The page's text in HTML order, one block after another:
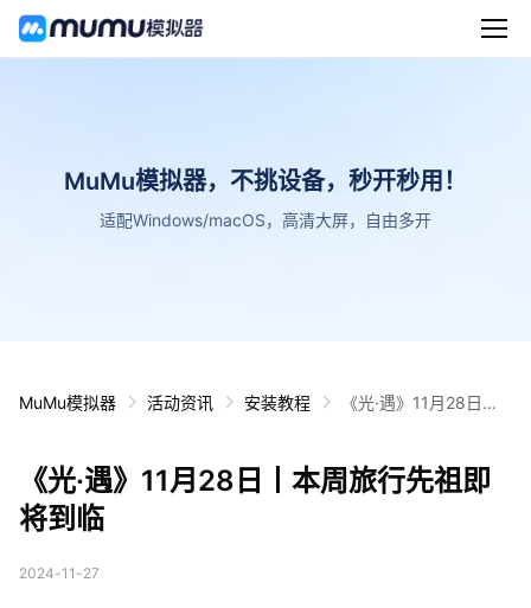
MuMu模拟器，不挑设备，秒开秒用！
适配Windows/macOS，高清大屏，自由多开
MuMu模拟器 活动资讯 安装教程
《光·遇》11月28日丨
《光·遇》11月28日丨本周旅行先祖即
将到临
2024-11-27